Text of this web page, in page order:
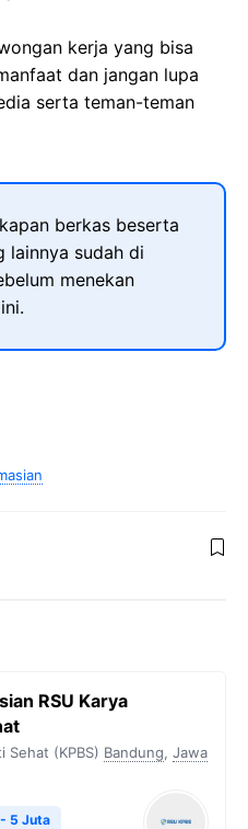
kerja yang bisa
dan jangan lupa
serta teman-teman
berkas beserta
lainnya sudah di
menekan
RSU Karya
Sehat (KPBS) Bandung, Jawa
5 Juta